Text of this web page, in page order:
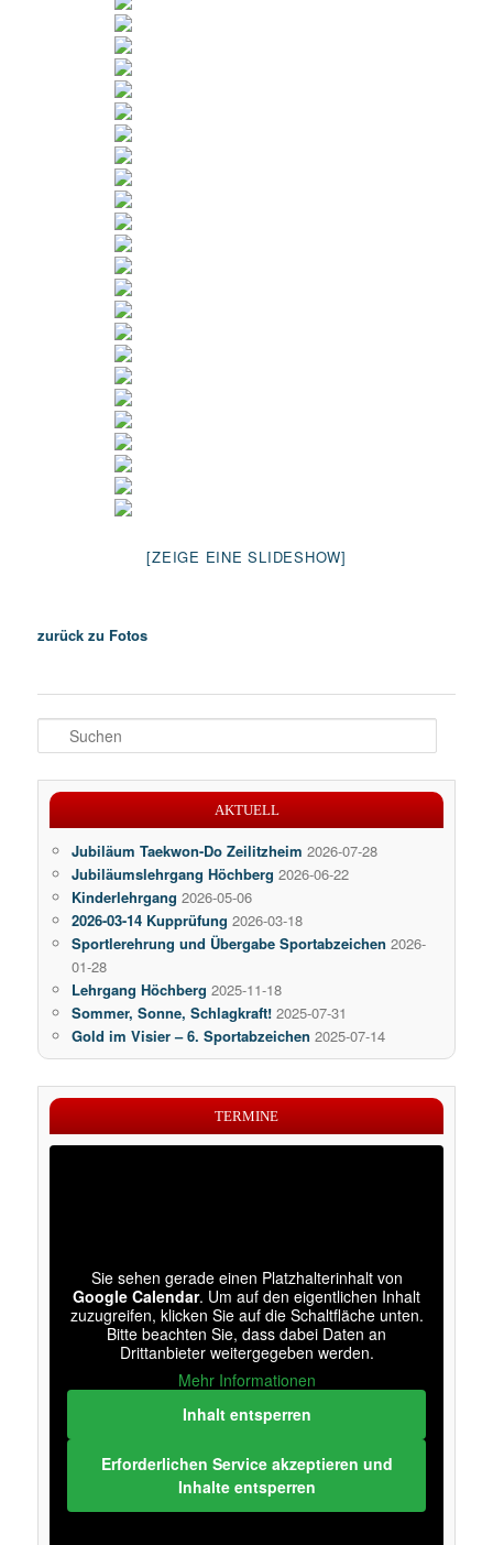
[ZEIGE EINE SLIDESHOW]
zurück zu Fotos
u
AKTUELL
Jubiläum Taekwon-Do Zeilitzheim 2026-07-28
Jubiläumslehrgang Höchberg 2026-06-22
Kinderlehrgang 2026-05-06
2026-03-14 Kupprüfung 2026-03-18
Sportlerehrung und Übergabe Sportabzeichen 2026-
01-28
Lehrgang Höchberg 2025-11-18
Sommer, Sonne, Schlagkraft! 2025-07-31
Gold im Visier – 6. Sportabzeichen 2025-07-14
TERMINE
Sie sehen gerade einen Platzhalterinhalt von
Google Calendar. Um auf den eigentlichen Inhalt
zuzugreifen, klicken Sie auf die Schaltfläche unten.
Bitte beachten Sie, dass dabei Daten an
Drittanbieter weitergegeben werden.
Mehr Informationen
Inhalt entsperren
Erforderlichen Service akzeptieren und
Inhalte entsperren